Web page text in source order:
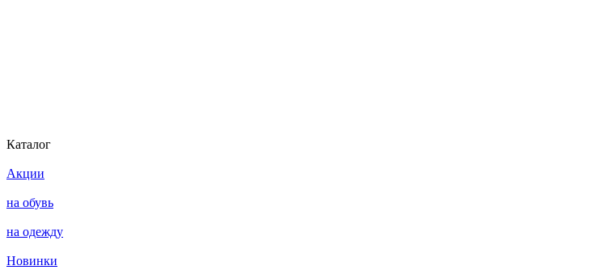
Каталог
Акции
на обувь
на одежду
Новинки